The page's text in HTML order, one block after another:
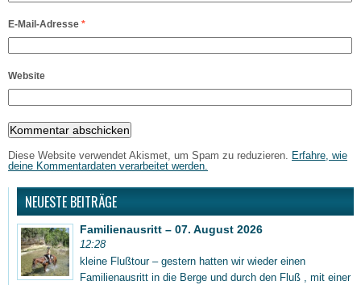
E-Mail-Adresse *
Website
Diese Website verwendet Akismet, um Spam zu reduzieren. Erfahre, wie
deine Kommentardaten verarbeitet werden.
NEUESTE BEITRÄGE
Familienausritt – 07. August 2026
12:28
kleine Flußtour – gestern hatten wir wieder einen
Familienausritt in die Berge und durch den Fluß , mit einer